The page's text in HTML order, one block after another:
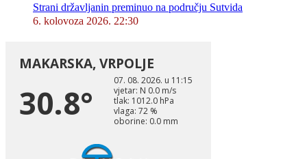
Strani državljanin preminuo na području Sutvida
6. kolovoza 2026. 22:30